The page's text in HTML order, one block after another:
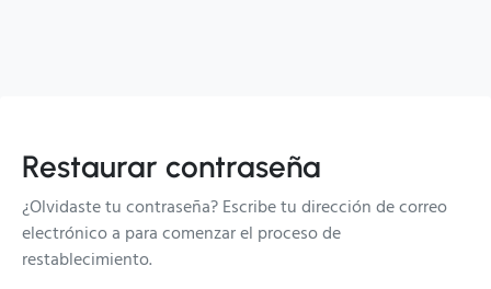
Restaurar contraseña
¿Olvidaste tu contraseña? Escribe tu dirección de correo
electrónico a para comenzar el proceso de
restablecimiento.